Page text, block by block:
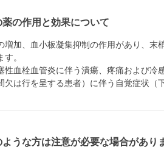
薬の作用と効果について
増加、血小板凝集抑制の作用があり、末
。
性血栓血管炎に伴う潰瘍、疼痛および冷
欠は行を呈する患者）に伴う自覚症状（
ような方は注意が必要な場合があり